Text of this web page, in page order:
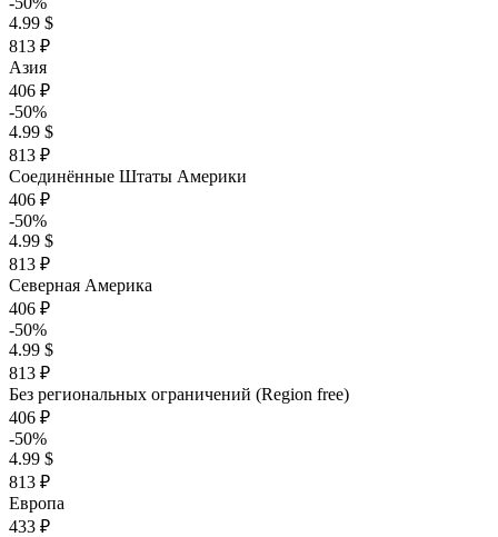
4.99 $
813 ₽
Азия
406 ₽
-50%
4.99 $
813 ₽
Соединённые Штаты Америки
406 ₽
-50%
4.99 $
813 ₽
Северная Америка
406 ₽
-50%
4.99 $
813 ₽
Без региональных ограничений (Region free)
406 ₽
-50%
4.99 $
813 ₽
Европа
433 ₽